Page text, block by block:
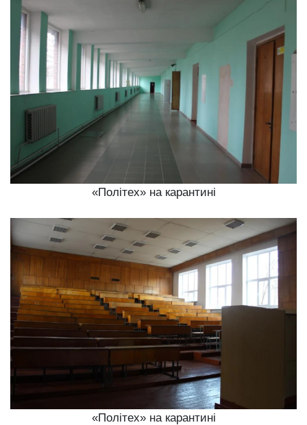
«Політех» на карантині
«Політех» на карантині